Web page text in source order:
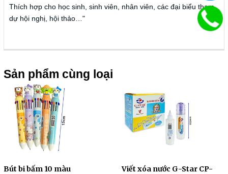
Thích hợp cho học sinh, sinh viên, nhân viên, các đại biểu tham
dự hội nghị, hội thảo…"
Sản phẩm cùng loại
Bút bi bấm 10 màu
Viết xóa nước G-Star CP-